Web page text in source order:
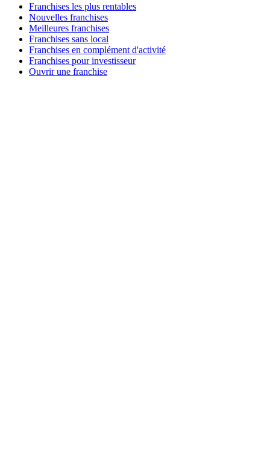
Franchises les plus rentables
Nouvelles franchises
Meilleures franchises
Franchises sans local
Franchises en complément d'activité
Franchises pour investisseur
Ouvrir une franchise